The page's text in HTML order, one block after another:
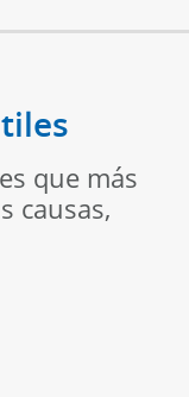
que más
causas,